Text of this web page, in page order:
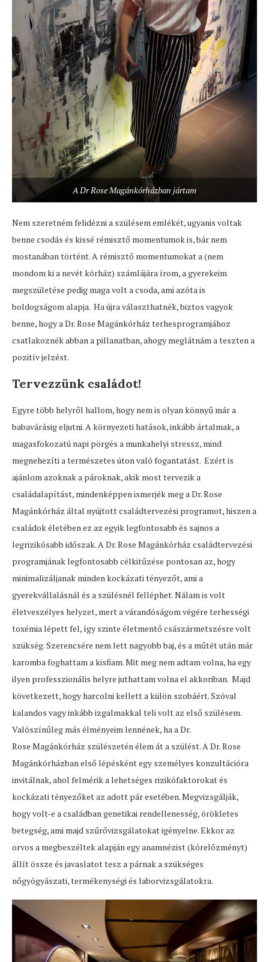
A Dr Rose Magánkórházban jártam
Nem szeretném felidézni a szülésem emlékét, ugyanis voltak
benne csodás és kissé rémisztő momentumok is, bár nem
mostanában történt. A rémisztő momentumokat a (nem
mondom ki a nevét kórház) számlájára írom, a gyerekeim
megszületése pedig maga volt a csoda, ami azóta is
boldogságom alapja. Ha újra választhatnék, biztos vagyok
benne, hogy a Dr. Rose Magánkórház terhesprogramjához
csatlakoznék abban a pillanatban, ahogy meglátnám a teszten a
pozitív jelzést.
Tervezzünk családot!
Egyre több helyről hallom, hogy nem is olyan könnyű már a
babavárásig eljutni. A környezeti hatások, inkább ártalmak, a
magasfokozatú napi pörgés a munkahelyi stressz, mind
megnehezíti a természetes úton való fogantatást. Ezért is
ajánlom azoknak a pároknak, akik most tervezik a
családalapítást, mindenképpen ismerjék meg a Dr. Rose
Magánkórház által nyújtott családtervezési programot, hiszen a
családok életében ez az egyik legfontosabb és sajnos a
legrizikósabb időszak. A Dr. Rose Magánkórház családtervezési
programjának legfontosabb célkitűzése pontosan az, hogy
minimalizáljanak minden kockázati tényezőt, ami a
gyerekvállalásnál és a szülésnél felléphet. Nálam is volt
életveszélyes helyzet, mert a várandóságom végére terhességi
toxémia lépett fel, így szinte életmentő császármetszésre volt
szükség. Szerencsére nem lett nagyobb baj, és a műtét után már
karomba foghattam a kisfiam. Mit meg nem adtam volna, ha egy
ilyen professzionális helyre juthattam volna el akkoriban. Majd
következett, hogy harcolni kellett a külön szobáért. Szóval
kalandos vagy inkább izgalmakkal teli volt az első szülésem.
Valószínűleg más élményeim lennének, ha a Dr.
Rose Magánkórház szülészetén élem át a szülést. A Dr. Rose
Magánkórházban első lépésként egy személyes konzultációra
invitálnak, ahol felmérik a lehetséges rizikófaktorokat és
kockázati tényezőket az adott pár esetében. Megvizsgálják,
hogy volt-e a családban genetikai rendellenesség, örökletes
betegség, ami majd szűrővizsgálatokat igényelne. Ekkor az
orvos a megbeszéltek alapján egy anamnézist (kórelőzményt)
állít össze és javaslatot tesz a párnak a szükséges
nőgyógyászati, termékenységi és laborvizsgálatokra.